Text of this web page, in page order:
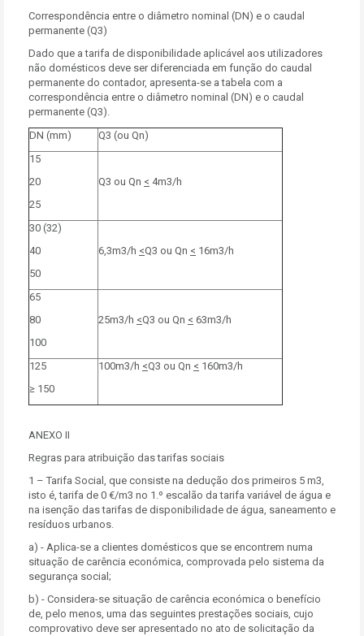
Correspondência entre o diâmetro nominal (DN) e o caudal
permanente (Q3)
Dado que a tarifa de disponibilidade aplicável aos utilizadores
não domésticos deve ser diferenciada em função do caudal
permanente do contador, apresenta-se a tabela com a
correspondência entre o diâmetro nominal (DN) e o caudal
permanente (Q3).
DN (mm)
Q3 (ou Qn)
15
20
25
Q3 ou Qn < 4m3/h
30 (32)
40
50
6,3m3/h <Q3 ou Qn < 16m3/h
65
80
100
25m3/h <Q3 ou Qn < 63m3/h
125
≥ 150
100m3/h <Q3 ou Qn < 160m3/h
ANEXO II
Regras para atribuição das tarifas sociais
1 – Tarifa Social, que consiste na dedução dos primeiros 5 m3,
isto é, tarifa de 0 €/m3 no 1.º escalão da tarifa variável de água e
na isenção das tarifas de disponibilidade de água, saneamento e
resíduos urbanos.
a) - Aplica-se a clientes domésticos que se encontrem numa
situação de carência económica, comprovada pelo sistema da
segurança social;
b) - Considera-se situação de carência económica o benefício
de, pelo menos, uma das seguintes prestações sociais, cujo
comprovativo deve ser apresentado no ato de solicitação da